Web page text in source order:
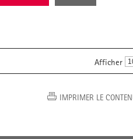
Afficher
IMPRIMER LE